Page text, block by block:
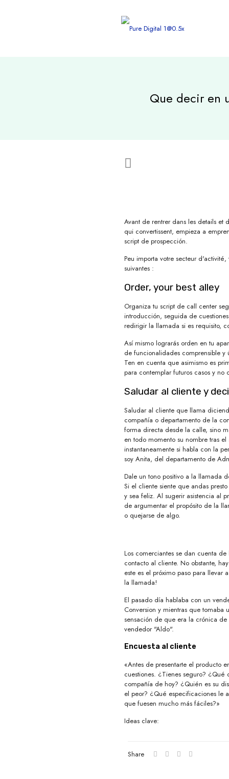
Que decir en
Avant de rentrer dans les details et
qui convertissent, empieza a
script de prospección.
Peu importa votre secteur
suivantes :
Order, your best alley
Organiza tu script de call center
introducción, seguida de
redirigir la llamada si es requisito,
Así mismo lograrás orden en tu
de funcionalidades comprensible y
Ten en cuenta que asimismo es
para contemplar futuros casos y no
Saludar al cliente y
Saludar al cliente que llama
compañía o departamento de la
forma directa desde la calle, sino
en todo momento su nombre tras
instantaneamente si habla con la
soy Anita, del departamento de
Dale un tono positivo a la llamada
Si el cliente siente que andas
y sea feliz. Al sugerir asistencia al
de argumentar el propósito de la
o quejarse de algo.
Los comerciantes se dan cuenta
contacto al cliente. No obstante,
este es el próximo paso para
la llamada!
El pasado día hablaba con un
Conversion y mientras que
sensación de que era la crónica
vendedor "Aldo".
Encuesta al cliente
«Antes de presentarte el producto
cuestiones. ¿Tienes seguro? ¿Qué
compañía de hoy? ¿Quién es su
el peor? ¿Qué especificaciones le
que fuesen mucho más fáciles?»
Ideas clave:
Share